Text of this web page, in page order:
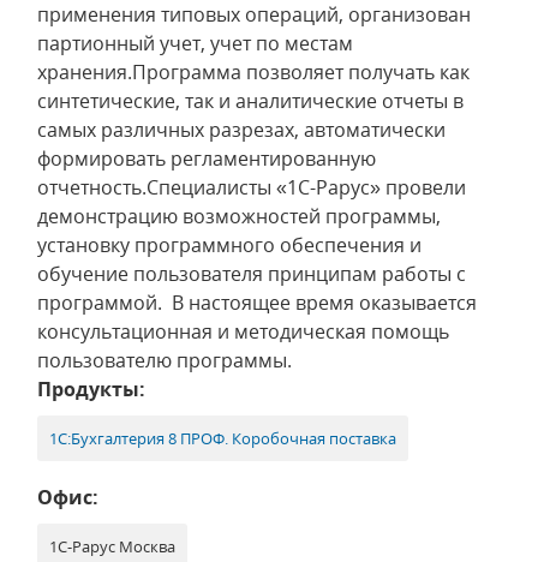
применения типовых операций, организован
партионный учет, учет по местам
хранения.Программа позволяет получать как
синтетические, так и аналитические отчеты в
самых различных разрезах, автоматически
формировать регламентированную
отчетность.Специалисты «1С-Рарус» провели
демонстрацию возможностей программы,
установку программного обеспечения и
обучение пользователя принципам работы с
программой. В настоящее время оказывается
консультационная и методическая помощь
пользователю программы.
Продукты:
1С:Бухгалтерия 8 ПРОФ. Коробочная поставка
Офис:
1С-Рарус Москва